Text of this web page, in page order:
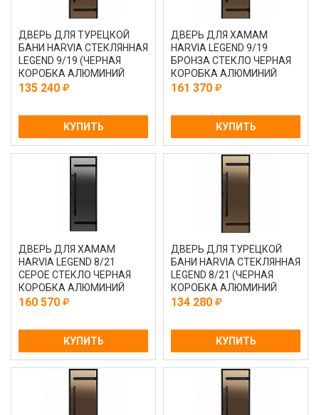
ДВЕРЬ ДЛЯ ТУРЕЦКОЙ
БАНИ HARVIA СТЕКЛЯННАЯ
LEGEND 9/19 (ЧЕРНАЯ
КОРОБКА АЛЮМИНИЙ
САТИН DA91905L)
135 240
КУПИТЬ
ДВЕРЬ ДЛЯ ХАМАМ
HARVIA LEGEND 9/19
БРОНЗА СТЕКЛО ЧЕРНАЯ
КОРОБКА АЛЮМИНИЙ
161 370
КУПИТЬ
ДВЕРЬ ДЛЯ ХАМАМ
HARVIA LEGEND 8/21
СЕРОЕ СТЕКЛО ЧЕРНАЯ
КОРОБКА АЛЮМИНИЙ
160 570
КУПИТЬ
ДВЕРЬ ДЛЯ ТУРЕЦКОЙ
БАНИ HARVIA СТЕКЛЯННАЯ
LEGEND 8/21 (ЧЕРНАЯ
КОРОБКА АЛЮМИНИЙ
САТИН DA82105L)
134 280
КУПИТЬ